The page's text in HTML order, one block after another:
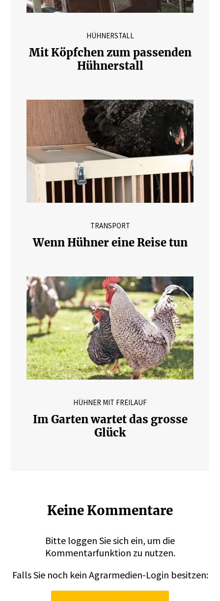
HÜHNERSTALL
Mit Köpfchen zum passenden
Hühnerstall
TRANSPORT
Wenn Hühner eine Reise tun
HÜHNER MIT FREILAUF
Im Garten wartet das grosse
Glück
Keine Kommentare
Bitte loggen Sie sich ein, um die
Kommentarfunktion zu nutzen.
Falls Sie noch kein Agrarmedien-Login besitzen: